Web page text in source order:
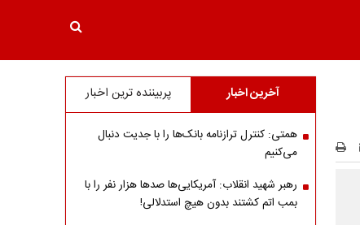
آخرین اخبار پربیننده ترین اخبار
همتی: کنترل ترازنامه بانک‌ها را با جدیت دنبال
می‌کنیم
رهبر شهید انقلاب: آمریکایی‌ها صدها هزار نفر را با
بمب اتم کشتند بدون هیچ استدلالی!